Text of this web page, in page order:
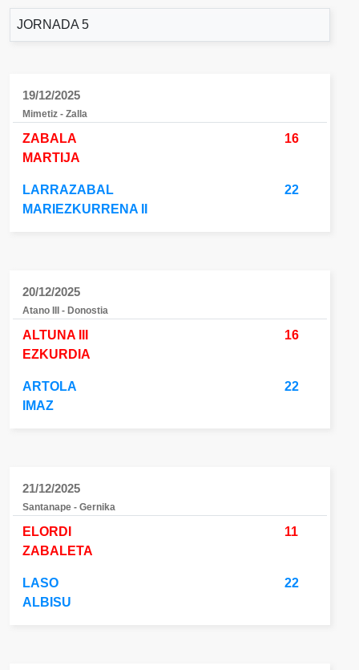
JORNADA 5
19/12/2025
Mimetiz - Zalla
ZABALA
MARTIJA
16
LARRAZABAL
MARIEZKURRENA II
22
20/12/2025
Atano III - Donostia
ALTUNA III
EZKURDIA
16
ARTOLA
IMAZ
22
21/12/2025
Santanape - Gernika
ELORDI
ZABALETA
11
LASO
ALBISU
22